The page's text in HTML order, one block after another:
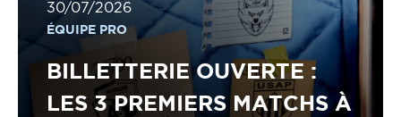
30/07/2026
ÉQUIPE PRO
BILLETTERIE OUVERTE :
LES 3 PREMIERS MATCHS À